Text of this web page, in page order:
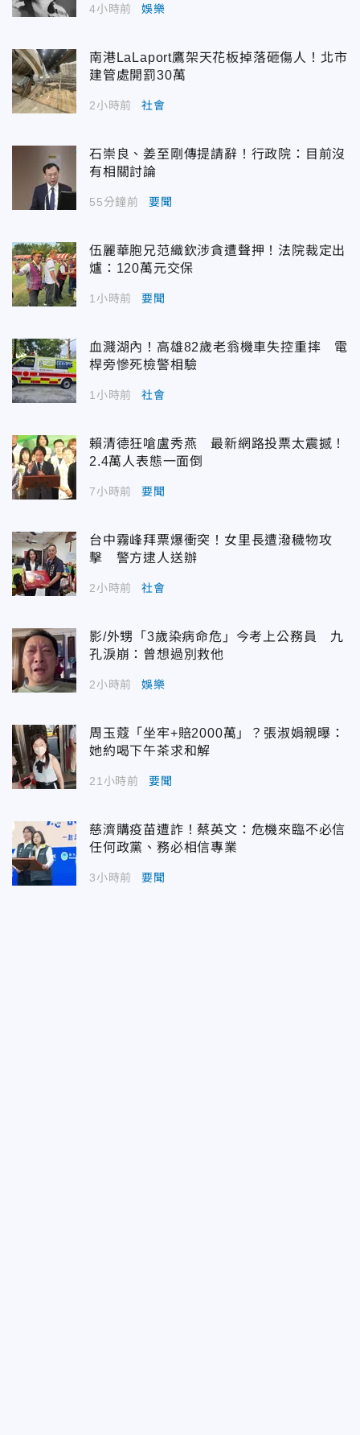
4小時前 娛樂
南港LaLaport鷹架天花板掉落砸傷人！北市
建管處開罰30萬
2小時前 社會
石崇良、姜至剛傳提請辭！行政院：目前沒
有相關討論
55分鐘前 要聞
伍麗華胞兄范織欽涉貪遭聲押！法院裁定出
爐：120萬元交保
1小時前 要聞
血濺湖內！高雄82歲老翁機車失控重摔 電
桿旁慘死檢警相驗
1小時前 社會
賴清德狂嗆盧秀燕 最新網路投票太震撼！
2.4萬人表態一面倒
7小時前 要聞
台中霧峰拜票爆衝突！女里長遭潑穢物攻
擊 警方逮人送辦
2小時前 社會
影/外甥「3歲染病命危」今考上公務員 九
孔淚崩：曾想過別救他
2小時前 娛樂
周玉蔻「坐牢+賠2000萬」？張淑娟親曝：
她約喝下午茶求和解
21小時前 要聞
慈濟購疫苗遭詐！蔡英文：危機來臨不必信
任何政黨、務必相信專業
3小時前 要聞